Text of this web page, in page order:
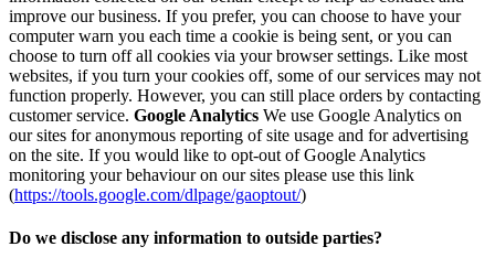
improve our business. If you prefer, you can choose to have your
computer warn you each time a cookie is being sent, or you can
choose to turn off all cookies via your browser settings. Like most
websites, if you turn your cookies off, some of our services may not
function properly. However, you can still place orders by contacting
customer service. Google Analytics We use Google Analytics on
our sites for anonymous reporting of site usage and for advertising
on the site. If you would like to opt-out of Google Analytics
monitoring your behaviour on our sites please use this link
(https://tools.google.com/dlpage/gaoptout/)
Do we disclose any information to outside parties?